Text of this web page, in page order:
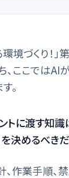
境づくり！」
、ここではAI
。
トに渡す知識
を決めるべき
作業手順、